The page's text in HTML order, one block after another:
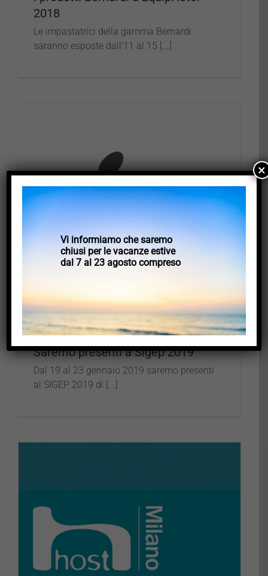
2018
Le impastatrici della gamma Bernardi
saranno esposte dall’11 al 15 [...]
Saremo presenti a Sigep 2019
Dal 19 al 23 gennaio 2019 saremo presenti
al SIGEP 2019 di [...]
Vi informiamo che saremo
chiusi per le vacanze estive
dal 7 al 23 agosto compreso
×